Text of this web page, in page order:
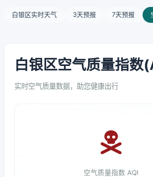
白银区实时天气 3天预报 7天预报
白银区空气质量指数
实时空气质量数据，助您健康出行
空气质量指数 AQI